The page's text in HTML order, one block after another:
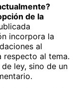
de la
incorpora la
al
respecto al tema.
ley, sino de un